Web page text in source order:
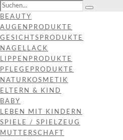
BEAUTY
AUGENPRODUKTE
GESICHTSPRODUKTE
NAGELLACK
LIPPENPRODUKTE
PFLEGEPRODUKTE
NATURKOSMETIK
ELTERN & KIND
BABY
LEBEN MIT KINDERN
SPIELE / SPIELZEUG
MUTTERSCHAFT